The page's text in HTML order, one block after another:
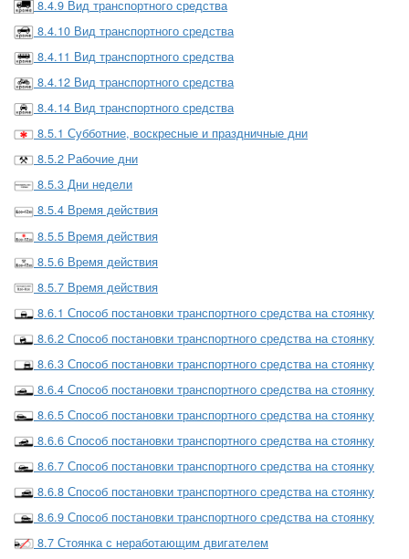
8.4.9 Вид транспортного средства
8.4.10 Вид транспортного средства
8.4.11 Вид транспортного средства
8.4.12 Вид транспортного средства
8.4.14 Вид транспортного средства
8.5.1 Субботние, воскресные и праздничные дни
8.5.2 Рабочие дни
8.5.3 Дни недели
8.5.4 Время действия
8.5.5 Время действия
8.5.6 Время действия
8.5.7 Время действия
8.6.1 Способ постановки транспортного средства на стоянку
8.6.2 Способ постановки транспортного средства на стоянку
8.6.3 Способ постановки транспортного средства на стоянку
8.6.4 Способ постановки транспортного средства на стоянку
8.6.5 Способ постановки транспортного средства на стоянку
8.6.6 Способ постановки транспортного средства на стоянку
8.6.7 Способ постановки транспортного средства на стоянку
8.6.8 Способ постановки транспортного средства на стоянку
8.6.9 Способ постановки транспортного средства на стоянку
8.7 Стоянка с неработающим двигателем